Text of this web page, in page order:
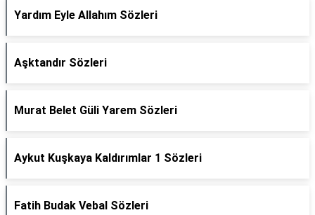
Yardım Eyle Allahım Sözleri
Aşktandır Sözleri
Murat Belet Güli Yarem Sözleri
Aykut Kuşkaya Kaldırımlar 1 Sözleri
Fatih Budak Vebal Sözleri